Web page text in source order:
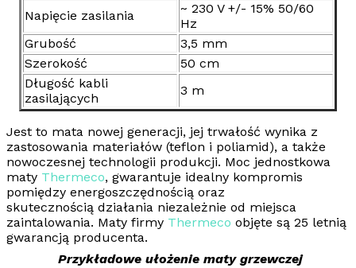
Napięcie zasilania
~ 230 V +/- 15% 50/60
Hz
Grubość
3,5 mm
Szerokość
50 cm
Długość kabli
zasilających
3 m
Jest to mata nowej generacji, jej trwałość wynika z
zastosowania materiałów (teflon i poliamid), a także
nowoczesnej technologii produkcji. Moc jednostkowa
maty Thermeco, gwarantuje idealny kompromis
pomiędzy energoszczędnością oraz
skutecznością działania niezależnie od miejsca
zaintalowania. Maty firmy Thermeco objęte są 25 letnią
gwarancją producenta.
Przykładowe ułożenie maty grzewczej